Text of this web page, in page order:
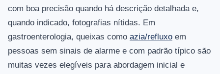
com boa precisão quando há descrição detalhada e,
quando indicado, fotografias nítidas. Em
gastroenterologia, queixas como azia/refluxo em
pessoas sem sinais de alarme e com padrão típico são
muitas vezes elegíveis para abordagem inicial e